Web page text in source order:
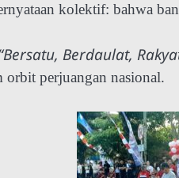
kolektif: bahwa
Berdaulat,
orbit perjuangan nasional.